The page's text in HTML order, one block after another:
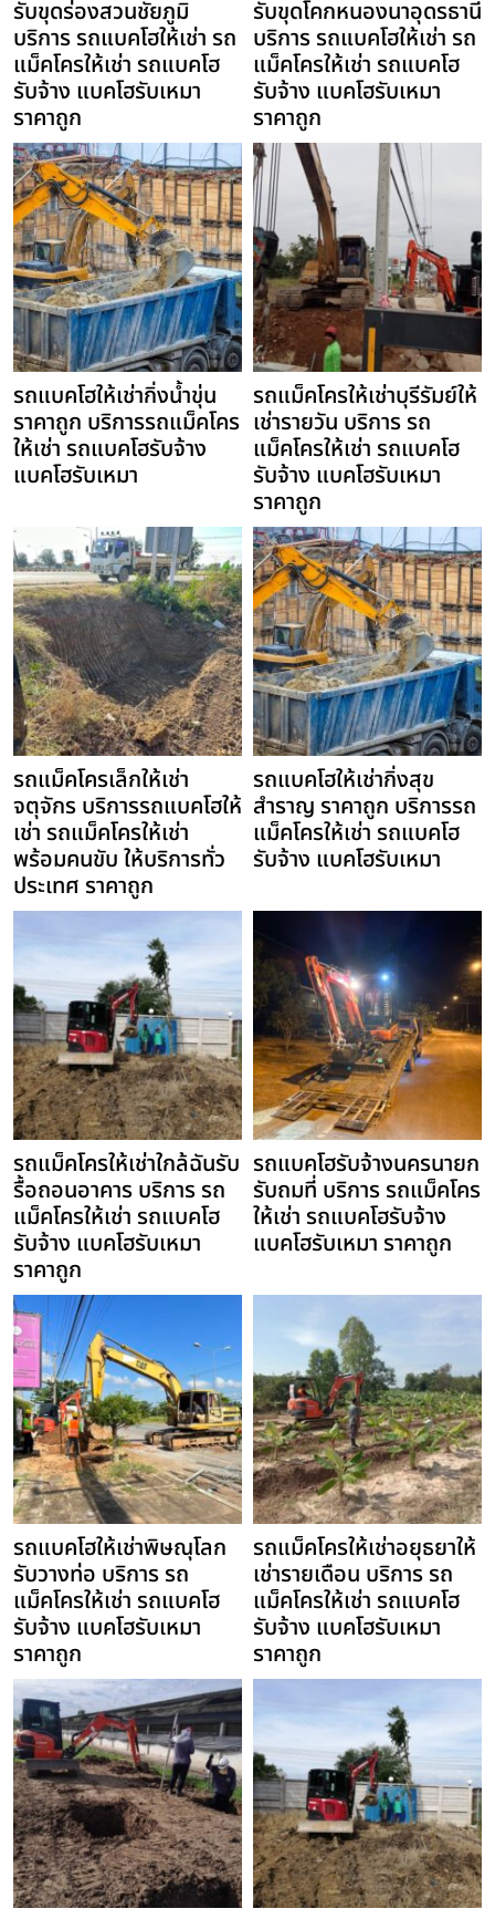
รับขุดร่องสวนชัยภูมิ
บริการ รถแบคโฮให้เช่า รถ
แม็คโครให้เช่า รถแบคโฮ
รับจ้าง แบคโฮรับเหมา
ราคาถูก
รับขุดโคกหนองนาอุดรธานี
บริการ รถแบคโฮให้เช่า รถ
แม็คโครให้เช่า รถแบคโฮ
รับจ้าง แบคโฮรับเหมา
ราคาถูก
รถแบคโฮให้เช่ากิ่งน้ำขุ่น
ราคาถูก บริการรถแม็คโคร
ให้เช่า รถแบคโฮรับจ้าง
แบคโฮรับเหมา
รถแม็คโครให้เช่าบุรีรัมย์ให้
เช่ารายวัน บริการ รถ
แม็คโครให้เช่า รถแบคโฮ
รับจ้าง แบคโฮรับเหมา
ราคาถูก
รถแม็คโครเล็กให้เช่า
จตุจักร บริการรถแบคโฮให้
เช่า รถแม็คโครให้เช่า
พร้อมคนขับ ให้บริการทั่ว
ประเทศ ราคาถูก
รถแบคโฮให้เช่ากิ่งสุข
สำราญ ราคาถูก บริการรถ
แม็คโครให้เช่า รถแบคโฮ
รับจ้าง แบคโฮรับเหมา
รถแม็คโครให้เช่าใกล้ฉันรับ
รื้อถอนอาคาร บริการ รถ
แม็คโครให้เช่า รถแบคโฮ
รับจ้าง แบคโฮรับเหมา
ราคาถูก
รถแบคโฮรับจ้างนครนายก
รับถมที่ บริการ รถแม็คโคร
ให้เช่า รถแบคโฮรับจ้าง
แบคโฮรับเหมา ราคาถูก
รถแบคโฮให้เช่าพิษณุโลก
รับวางท่อ บริการ รถ
แม็คโครให้เช่า รถแบคโฮ
รับจ้าง แบคโฮรับเหมา
ราคาถูก
รถแม็คโครให้เช่าอยุธยาให้
เช่ารายเดือน บริการ รถ
แม็คโครให้เช่า รถแบคโฮ
รับจ้าง แบคโฮรับเหมา
ราคาถูก